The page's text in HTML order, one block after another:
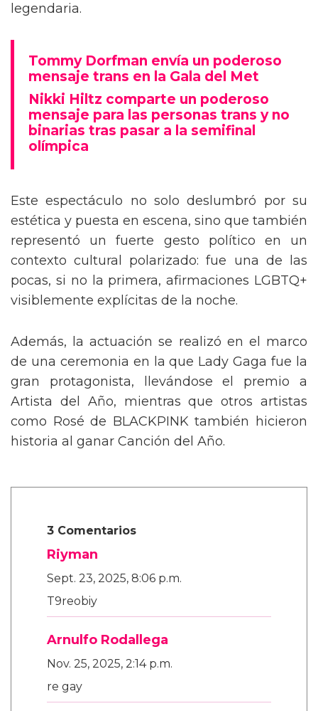
legendaria.
Tommy Dorfman envía un poderoso
mensaje trans en la Gala del Met
Nikki Hiltz comparte un poderoso
mensaje para las personas trans y no
binarias tras pasar a la semifinal
olímpica
Este espectáculo no solo deslumbró por su
estética y puesta en escena, sino que también
representó un fuerte gesto político en un
contexto cultural polarizado: fue una de las
pocas, si no la primera, afirmaciones LGBTQ+
visiblemente explícitas de la noche.
Además, la actuación se realizó en el marco
de una ceremonia en la que Lady Gaga fue la
gran protagonista, llevándose el premio a
Artista del Año, mientras que otros artistas
como Rosé de BLACKPINK también hicieron
historia al ganar Canción del Año.
3 Comentarios
Riyman
Sept. 23, 2025, 8:06 p.m.
T9reobiy
Arnulfo Rodallega
Nov. 25, 2025, 2:14 p.m.
re gay